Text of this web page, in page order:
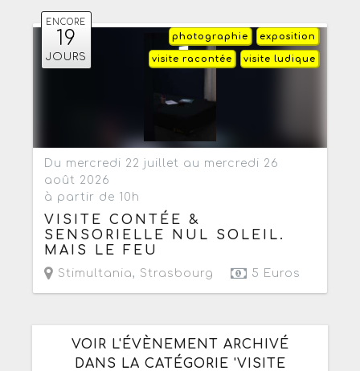
ENCORE
19
JOURS
exposition
photographie
visite ludique
visite racontée
Du mercredi 22 juillet au mercredi 26
août 2026
à partir de 10h
VISITE CONTÉE &
SENSORIELLE NUL SOLEIL.
MAIS LE FEU
Stimultania, Strasbourg 5 Euros
VOIR L'ÉVÈNEMENT ARCHIVÉ
DANS LA CATÉGORIE 'VISITE